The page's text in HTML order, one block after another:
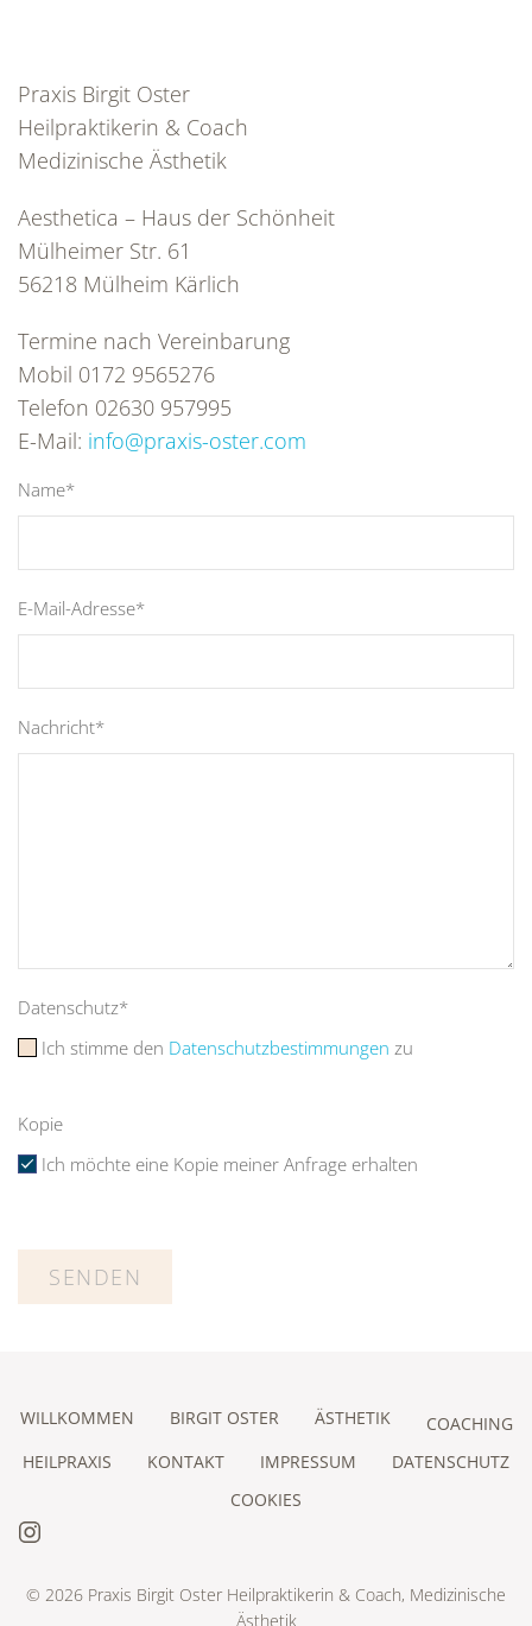
Praxis Birgit Oster
Heilpraktikerin & Coach
Medizinische Ästhetik
Aesthetica – Haus der Schönheit
Mülheimer Str. 61
56218 Mülheim Kärlich
Termine nach Vereinbarung
Mobil 0172 9565276
Telefon 02630 957995
E-Mail: info@praxis-oster.com
Name*
E-Mail-Adresse*
Nachricht*
Datenschutz*
Ich stimme den Datenschutzbestimmungen zu
Kopie
Ich möchte eine Kopie meiner Anfrage erhalten
WILLKOMMEN BIRGIT OSTER ÄSTHETIK
COACHING
HEILPRAXIS
KONTAKT IMPRESSUM
DATENSCHUTZ
COOKIES
© 2026 Praxis Birgit Oster Heilpraktikerin & Coach, Medizinische
Ästhetik